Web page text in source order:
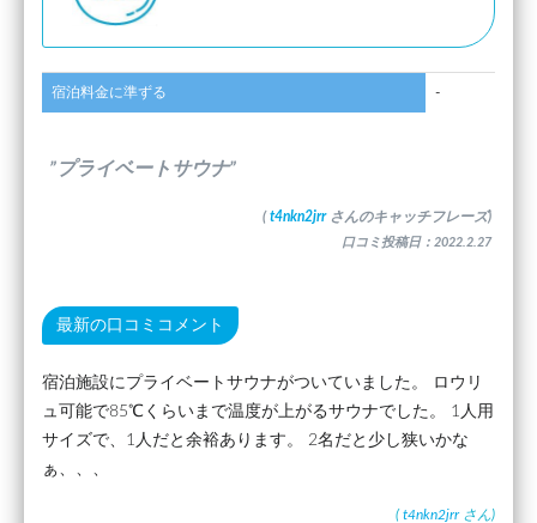
宿泊料金に準ずる -
”プライベートサウナ”
( t4nkn2jrr さんのキャッチフレーズ)
口コミ投稿日：2022.2.27
最新の口コミコメント
宿泊施設にプライベートサウナがついていました。 ロウリ
ュ可能で85℃くらいまで温度が上がるサウナでした。 1人用
サイズで、1人だと余裕あります。 2名だと少し狭いかな
ぁ、、、
( t4nkn2jrr さん)